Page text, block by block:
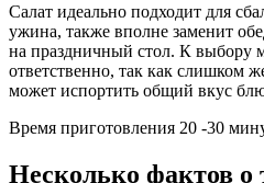
Салат идеально подходит для
ужина, также вполне заменит
на праздничный стол. К выбору
ответственно, так как слишком
может испортить общий вкус
Время приготовления 20 -30
Несколько фактов о